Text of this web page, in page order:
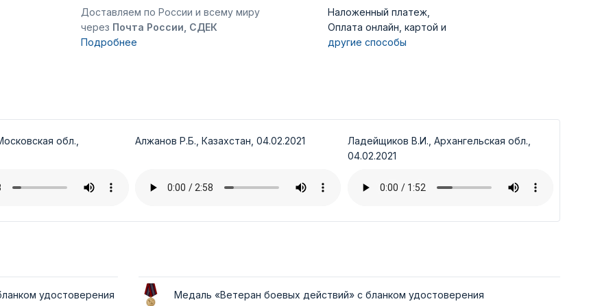
Доставляем по России и всему миру
через Почта России, СДЕК
Подробнее
Наложенный платеж,
Оплата онлайн, картой и
другие способы
обл.,
Алжанов Р.Б., Казахстан, 04.02.2021
Ладейщиков В.И., Архангельская обл.,
04.02.2021
удостоверения Медаль «Ветеран боевых действий» с бланком удостоверения